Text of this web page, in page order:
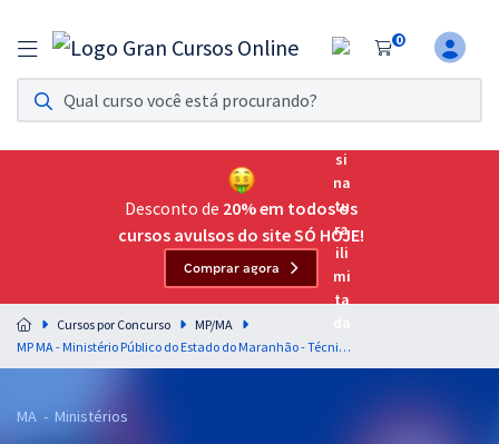
0
Assinatura Ilimitada 11
Acesso a todos os cursos. Teste grátis por 7 dias!
Assinatura OAB Até Passar
Acesso ilimitado a toda preparação para o Exame da
Residências Multiprofissionais
Preparação completa e intensiva para as principais
residências em saúde do Brasil
Desconto de 20% em todos os
cursos avulsos do site SÓ HOJE!
Comprar agora
Cursos por Concurso
MP/MA
MP MA - Ministério Público do Estado do Maranhão - Técnico Ministerial - Administrativo (Pré-Edital)
MA - Ministérios